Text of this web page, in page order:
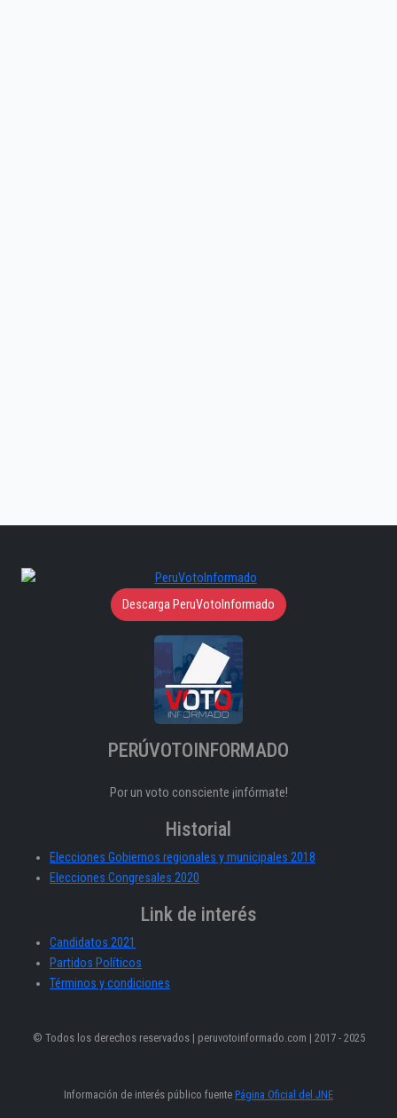
Descarga PeruVotoInformado
PERÚVOTOINFORMADO
Por un voto consciente ¡infórmate!
Historial
Elecciones Gobiernos regionales y municipales 2018
Elecciones Congresales 2020
Link de interés
Candidatos 2021
Partidos Políticos
Términos y condiciones
© Todos los derechos reservados | peruvotoinformado.com | 2017 - 2025
Información de interés público fuente Página Oficial del JNE